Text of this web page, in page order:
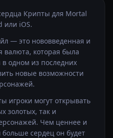
Крипты для Mortal
или iOS.
— это нововведенная и
валюта, которая была
одном из последних
новые возможности
игроки могут открывать
золотых, так и
Чем ценнее и
сердец он будет